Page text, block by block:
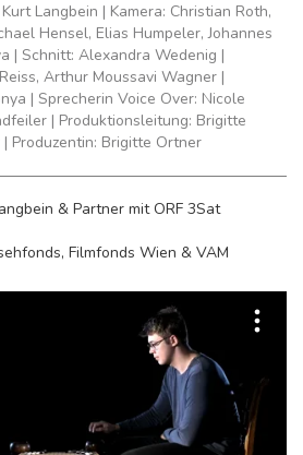
Langbein | Kamera: Christian Roth,
Hensel, Elias Humpeler, Johannes
| Schnitt: Alexandra Wedenig |
Arthur Moussavi Wagner |
| Sprecherin Voice Over: Nicole
| Produktionsleitung: Brigitte
Produzentin: Brigitte Ortner
& Partner mit ORF 3Sat
Filmfonds Wien & VAM